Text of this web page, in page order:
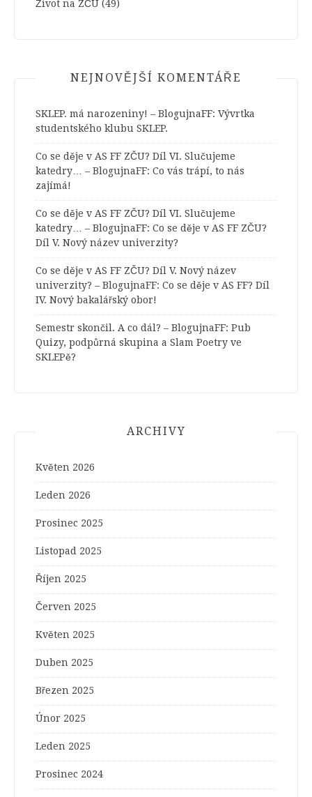
Život na ZČU (49)
NEJNOVĚJŠÍ KOMENTÁŘE
SKLEP. má narozeniny! – BlogujnaFF: Vývrtka
studentského klubu SKLEP.
Co se děje v AS FF ZČU? Díl VI. Slučujeme
katedry… – BlogujnaFF: Co vás trápí, to nás
zajímá!
Co se děje v AS FF ZČU? Díl VI. Slučujeme
katedry… – BlogujnaFF: Co se děje v AS FF ZČU?
Díl V. Nový název univerzity?
Co se děje v AS FF ZČU? Díl V. Nový název
univerzity? – BlogujnaFF: Co se děje v AS FF? Díl
IV. Nový bakalářský obor!
Semestr skončil. A co dál? – BlogujnaFF: Pub
Quizy, podpůrná skupina a Slam Poetry ve
SKLEPě?
ARCHIVY
Květen 2026
Leden 2026
Prosinec 2025
Listopad 2025
Říjen 2025
Červen 2025
Květen 2025
Duben 2025
Březen 2025
Únor 2025
Leden 2025
Prosinec 2024